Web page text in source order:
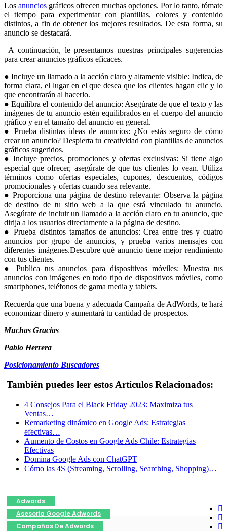
Los anuncios gráficos ofrecen muchas opciones. Por lo tanto, tómate
el tiempo para experimentar con plantillas, colores y contenido
distintos, a fin de obtener los mejores resultados. De esta forma, su
anuncio se destacará.
A continuación, le presentamos nuestras principales sugerencias
para crear anuncios gráficos eficaces.
● Incluye un llamado a la acción claro y altamente visible: Indica, de
forma clara, el lugar en el que desea que los clientes hagan clic y lo
que encontrarán al hacerlo.
● Equilibra el contenido del anuncio: Asegúrate de que el texto y las
imágenes de tu anuncio estén equilibrados en el cuerpo del anuncio
gráfico y en el tamaño del anuncio en general.
● Prueba distintas ideas de anuncios: ¿No estás seguro de cómo
crear un anuncio? Despierta tu creatividad con plantillas de anuncios
gráficos sugeridos.
● Incluye precios, promociones y ofertas exclusivas: Si tiene algo
especial que ofrecer, asegúrate de que tus clientes lo vean. Utiliza
términos como ofertas especiales, cupones, descuentos, códigos
promocionales y ofertas cuando sea relevante.
● Proporciona una página de destino relevante: Observa la página
de destino de tu sitio web a la que está vinculado tu anuncio.
Asegúrate de incluir un llamado a la acción claro en tu anuncio, que
dirija a los usuarios directamente a la página de destino.
● Prueba distintos tamaños de anuncios: Crea entre tres y cuatro
anuncios por grupo de anuncios, y prueba varios mensajes con
diferentes imágenes.Descubre qué anuncio tiene mejor rendimiento
con tus clientes.
● Publica tus anuncios para dispositivos móviles: Muestra tus
anuncios con imágenes en todo tipo de dispositivos móviles, como
smartphones, teléfonos de gama media y tablets.
Recuerda que una buena y adecuada Campaña de AdWords, te hará
economizar dinero y aumentará tu cantidad de prospectos.
Muchas Gracias
Pablo Herrera
Posicionamiento Buscadores
También puedes leer estos Artículos Relacionados:
4 Consejos Para el Black Friday 2023: Maximiza tus
Ventas…
Remarketing dinámico en Google Ads: Estrategias
efectivas…
Aumento de Costos en Google Ads Chile: Estrategias
Efectivas
Domina Google Ads con ChatGPT
Cómo las 4S (Streaming, Scrolling, Searching, Shopping)…
Adwords
Asesoria Google Adwords
Campañas De Adwords